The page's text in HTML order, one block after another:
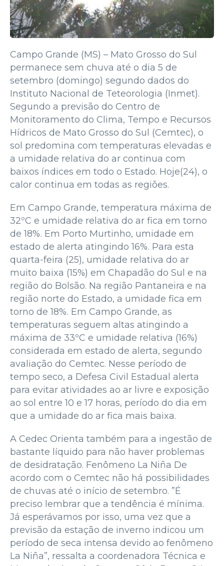
Campo Grande (MS) – Mato Grosso do Sul
permanece sem chuva até o dia 5 de
setembro (domingo) segundo dados do
Instituto Nacional de Teteorologia (Inmet).
Segundo a previsão do Centro de
Monitoramento do Clima, Tempo e Recursos
Hídricos de Mato Grosso do Sul (Cemtec), o
sol predomina com temperaturas elevadas e
a umidade relativa do ar continua com
baixos índices em todo o Estado. Hoje(24), o
calor continua em todas as regiões.
Em Campo Grande, temperatura máxima de
32ºC e umidade relativa do ar fica em torno
de 18%. Em Porto Murtinho, umidade em
estado de alerta atingindo 16%. Para esta
quarta-feira (25), umidade relativa do ar
muito baixa (15%) em Chapadão do Sul e na
região do Bolsão. Na região Pantaneira e na
região norte do Estado, a umidade fica em
torno de 18%. Em Campo Grande, as
temperaturas seguem altas atingindo a
máxima de 33ºC e umidade relativa (16%)
considerada em estado de alerta, segundo
avaliação do Cemtec. Nesse período de
tempo seco, a Defesa Civil Estadual alerta
para evitar atividades ao ar livre e exposição
ao sol entre 10 e 17 horas, período do dia em
que a umidade do ar fica mais baixa.
A Cedec Orienta também para a ingestão de
bastante líquido para não haver problemas
de desidratação. Fenômeno La Niña De
acordo com o Cemtec não há possibilidades
de chuvas até o início de setembro. ”É
preciso lembrar que a tendência é mínima.
Já esperávamos por isso, uma vez que a
previsão da estação de inverno indicou um
período de seca intensa devido ao fenômeno
La Niña”, ressalta a coordenadora Técnica e